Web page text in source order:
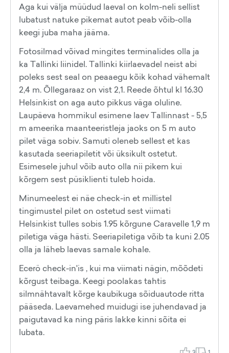
Aga kui välja müüdud laeval on kolm-neli sellist
lubatust natuke pikemat autot peab võib-olla
keegi juba maha jääma.
Fotosilmad võivad mingites terminalides olla ja
ka Tallinki liinidel. Tallinki kiirlaevadel neist abi
poleks sest seal on peaaegu kõik kohad vähemalt
2,4 m. Õllegaraaz on vist 2,1. Reede õhtul kl 16.30
Helsinkist on aga auto pikkus väga oluline.
Laupäeva hommikul esimene laev Tallinnast - 5,5
m ameerika maanteeristleja jaoks on 5 m auto
pilet väga sobiv. Samuti oleneb sellest et kas
kasutada seeriapiletit või üksikult ostetut.
Esimesele juhul võib auto olla nii pikem kui
kõrgem sest püsiklienti tuleb hoida.
Minumeelest ei näe check-in et millistel
tingimustel pilet on ostetud sest viimati
Helsinkist tulles sobis 1.95 kõrgune Caravelle 1,9 m
piletiga väga hästi. Seeriapiletiga võib ta kuni 2.05
olla ja läheb laevas samale kohale.
Ecerö check-in'is , kui ma viimati nägin, mõõdeti
kõrgust teibaga. Keegi poolakas tahtis
silmnähtavalt kõrge kaubikuga sõiduautode ritta
pääseda. Laevamehed muidugi ise juhendavad ja
paigutavad ka ning päris lakke kinni sõita ei
lubata.